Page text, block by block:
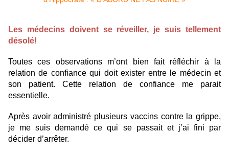
Les médecins doivent se réveiller, je suis tellement
désolé!
Toutes ces observations m’ont bien fait réfléchir à la
relation de confiance qui doit exister entre le médecin et
son patient. Cette relation de confiance me parait
essentielle.
Après avoir administré plusieurs vaccins contre la grippe,
je me suis demandé ce qui se passait et j’ai fini par
décider d’arrêter.